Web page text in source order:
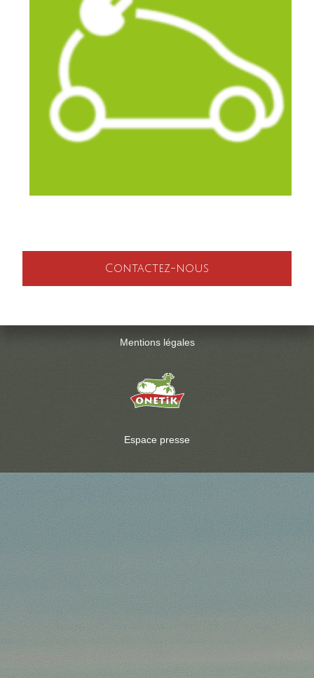
Contactez-nous
Mentions légales
Espace presse